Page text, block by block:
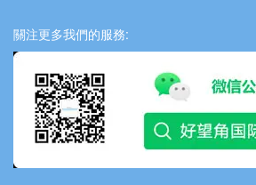
關注更多我們的服務: